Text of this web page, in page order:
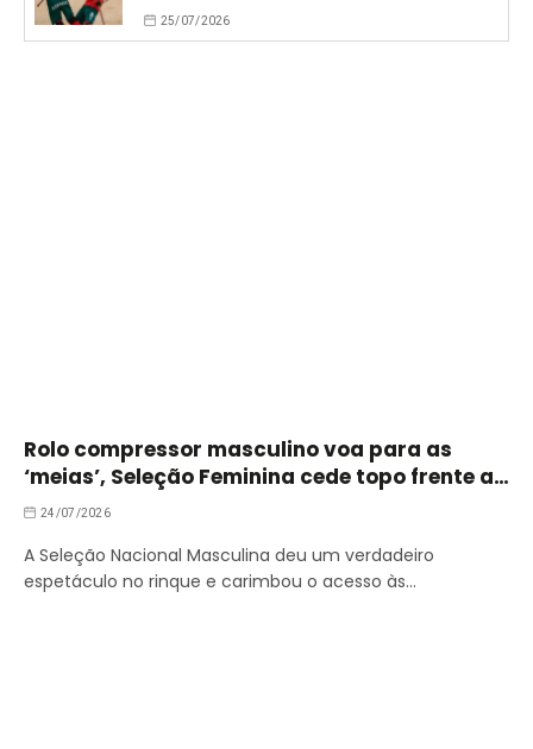
25/07/2026
Rolo compressor masculino voa para as
‘meias’, Seleção Feminina cede topo frente a
Espanha
24/07/2026
A Seleção Nacional Masculina deu um verdadeiro
espetáculo no rinque e carimbou o acesso às…